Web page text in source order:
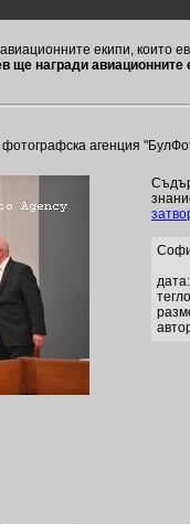
екипи, които
награди авиационните
агенция